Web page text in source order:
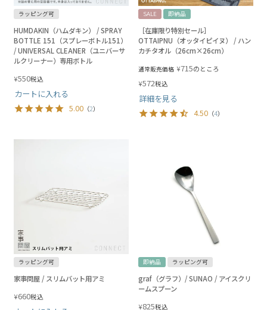
ラッピング可
HUMDAKIN（ハムダキン） / SPRAY
BOTTLE 151（スプレーボトル151）
/ UNIVERSAL CLEANER（ユニバーサ
ルクリーナー）専用ボトル
¥550税込
カートに入れる
5.00 （2）
SALE 即納品
［在庫限り特別セール］
OTTAIPNU（オッタイピイヌ） / ハン
カチタオル（26cm×26cm）
通常販売価格 ¥715のところ
¥572税込
詳細を見る
4.50 （4）
ラッピング可
家事問屋 / スリムバット用アミ
¥660税込
即納品 ラッピング可
graf（グラフ）/ SUNAO / アイスクリ
ームスプーン
¥825税込